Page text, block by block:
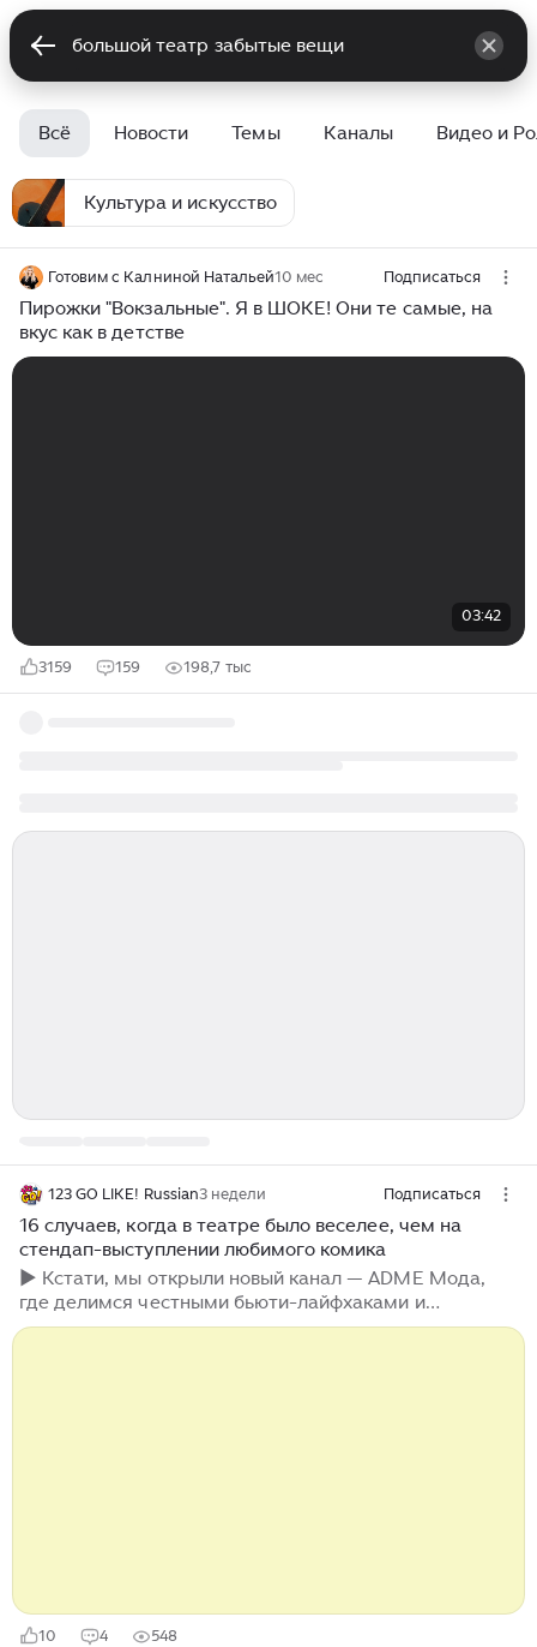
Всё Новости Темы Каналы Видео и
Культура и искусство
Готовим с Калниной Натальей10 мес Подписаться
Пирожки "Вокзальные". Я в ШОКЕ! Они те самые, на
вкус как в детстве
03:42
3159 159 198,7 тыс
123 GO LIKE! Russian3 недели Подписаться
16 случаев, когда в театре было веселее, чем на
стендап-выступлении любимого комика
► Кстати, мы открыли новый канал — ADME Мода,
где делимся честными бьюти-лайфхаками и
разбавляем их смешными историями из закулисья
10 4 548